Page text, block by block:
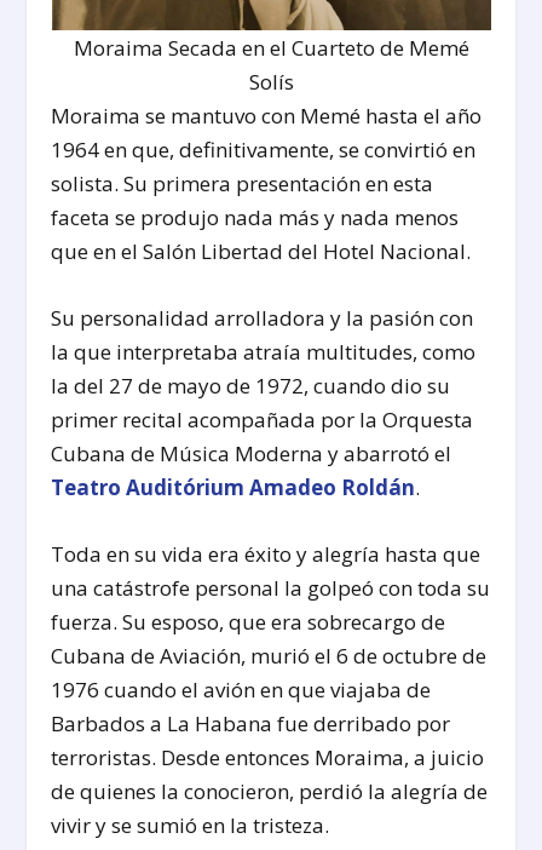
Moraima Secada en el Cuarteto de Memé
Solís
Moraima se mantuvo con Memé hasta el año
1964 en que, definitivamente, se convirtió en
solista. Su primera presentación en esta
faceta se produjo nada más y nada menos
que en el Salón Libertad del Hotel Nacional.
Su personalidad arrolladora y la pasión con
la que interpretaba atraía multitudes, como
la del 27 de mayo de 1972, cuando dio su
primer recital acompañada por la Orquesta
Cubana de Música Moderna y abarrotó el
Teatro Auditórium Amadeo Roldán.
Toda en su vida era éxito y alegría hasta que
una catástrofe personal la golpeó con toda su
fuerza. Su esposo, que era sobrecargo de
Cubana de Aviación, murió el 6 de octubre de
1976 cuando el avión en que viajaba de
Barbados a La Habana fue derribado por
terroristas. Desde entonces Moraima, a juicio
de quienes la conocieron, perdió la alegría de
vivir y se sumió en la tristeza.